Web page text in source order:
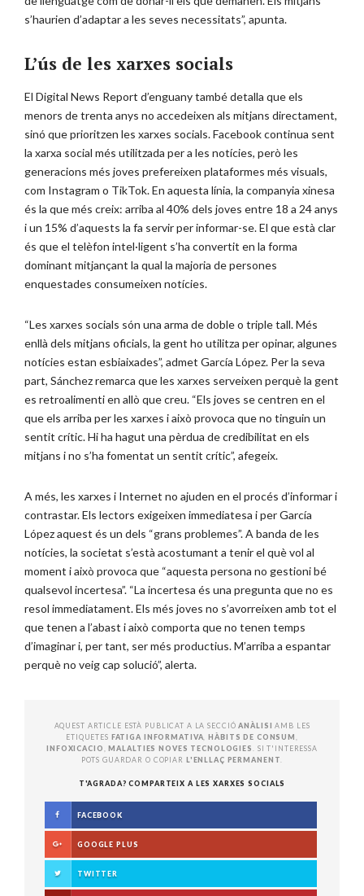
s’haurien d’adaptar a les seves necessitats”, apunta.
L’ús de les xarxes socials
El Digital News Report d’enguany també detalla que els
menors de trenta anys no accedeixen als mitjans directament,
sinó que prioritzen les xarxes socials. Facebook continua sent
la xarxa social més utilitzada per a les notícies, però les
generacions més joves prefereixen plataformes més visuals,
com Instagram o TikTok. En aquesta línia, la companyia xinesa
és la que més creix: arriba al 40% dels joves entre 18 a 24 anys
i un 15% d’aquests la fa servir per informar-se. El que està clar
és que el telèfon intel·ligent s’ha convertit en la forma
dominant mitjançant la qual la majoria de persones
enquestades consumeixen notícies.
“Les xarxes socials són una arma de doble o triple tall. Més
enllà dels mitjans oficials, la gent ho utilitza per opinar, algunes
notícies estan esbiaixades”, admet García López. Per la seva
part, Sánchez remarca que les xarxes serveixen perquè la gent
es retroalimenti en allò que creu. “Els joves se centren en el
que els arriba per les xarxes i això provoca que no tinguin un
sentit crític. Hi ha hagut una pèrdua de credibilitat en els
mitjans i no s’ha fomentat un sentit crític”, afegeix.
A més, les xarxes i Internet no ajuden en el procés d’informar i
contrastar. Els lectors exigeixen immediatesa i per García
López aquest és un dels “grans problemes”. A banda de les
notícies, la societat s’està acostumant a tenir el què vol al
moment i això provoca que “aquesta persona no gestioni bé
qualsevol incertesa”. “La incertesa és una pregunta que no es
resol immediatament. Els més joves no s’avorreixen amb tot el
que tenen a l’abast i això comporta que no tenen temps
d’imaginar i, per tant, ser més productius. M’arriba a espantar
perquè no veig cap solució”, alerta.
AQUEST ARTICLE ESTÀ PUBLICAT A LA SECCIÓANÀLISI AMB LES
ETIQUETES FATIGA INFORMATIVA ,HÀBITS DE CONSUM
INFOXICACIO
,MALALTIES NOVES TECNOLOGIES
. SI T'INTERESSA
POTS GUARDAR O COPIAR L'ENLLAÇ PERMANENT
T'AGRADA? COMPARTEIX A LES XARXES SOCIALS
FACEBOOK
GOOGLE PLUS
TWITTER